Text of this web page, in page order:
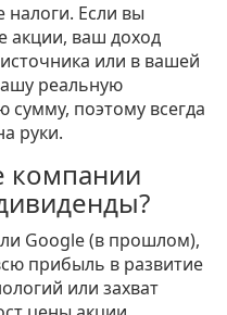
Если вы
акции, ваш доход
или в вашей
реальную
сумму, поэтому всегда
руки.
компании
Google (в прошлом),
прибыль в развитие
или захват